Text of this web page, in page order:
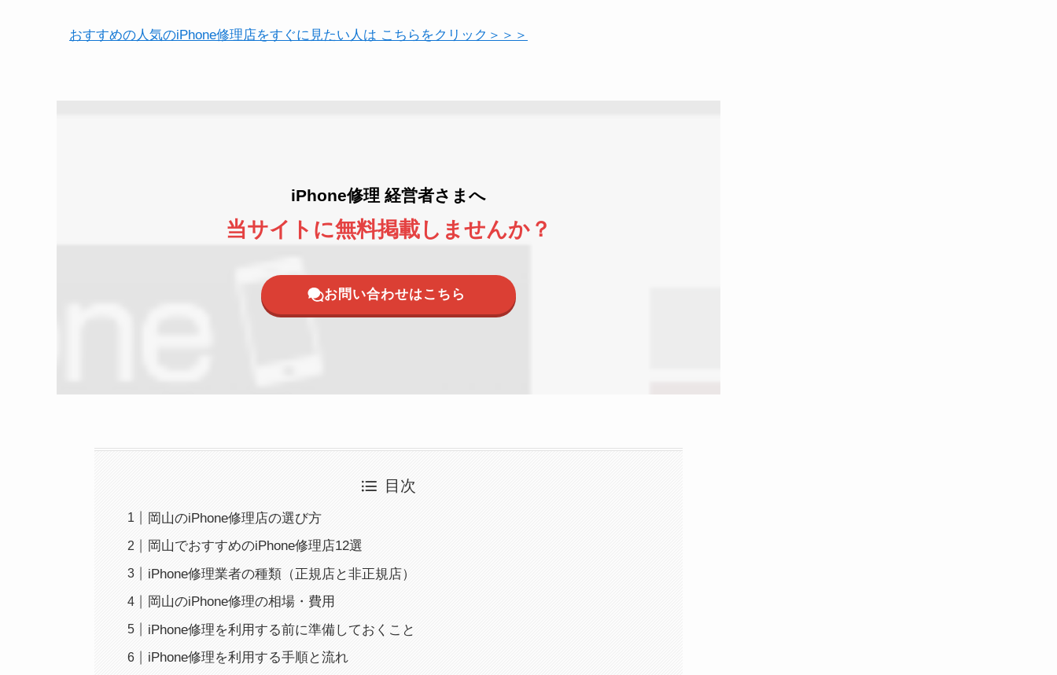
おすすめの人気のiPhone修理店をすぐに見たい人は こちらをクリック＞＞＞
iPhone修理 経営者さまへ
当サイトに無料掲載しませんか？
お問い合わせはこちら
目次
岡山のiPhone修理店の選び方
岡山でおすすめのiPhone修理店12選
iPhone修理業者の種類（正規店と非正規店）
岡山のiPhone修理の相場・費用
iPhone修理を利用する前に準備しておくこと
iPhone修理を利用する手順と流れ